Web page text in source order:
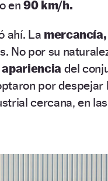
en90 km/h.
ahí. La mercancía,
No por su
apariencia del
por
cercana, en